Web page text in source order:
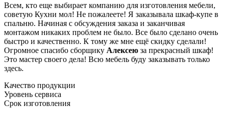
Всем, кто еще выбирает компанию для изготовления мебели,
советую Кухни мол! Не пожалеете! Я заказывала шкаф-купе в
спальню. Начиная с обсуждения заказа и заканчивая
монтажом никаких проблем не было. Все было сделано очень
быстро и качественно. К тому же мне ещё скидку сделали!
Огромное спасибо сборщику Алексею за прекрасный шкаф!
Это мастер своего дела! Всю мебель буду заказывать только
здесь.
Качество продукции
Уровень сервиса
Срок изготовления